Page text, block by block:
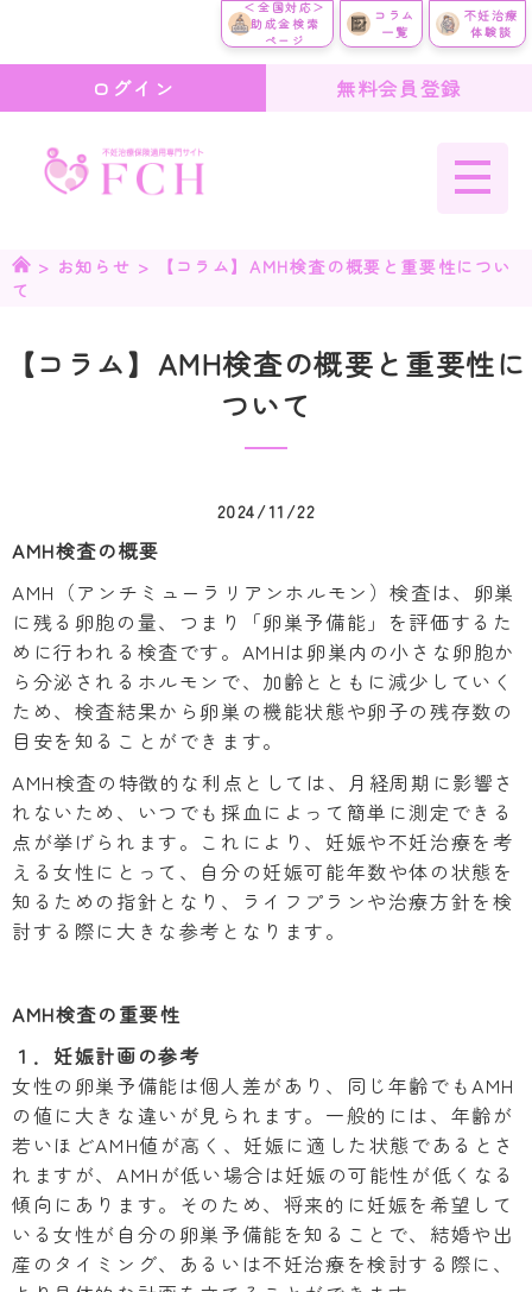
＜全国対応＞
助成金検索
ページ
コラム
一覧
不妊治療
体験談
ログイン 無料会員登録
> お知らせ >
【コラム】AMH検査の概要と重要性につい
て
【コラム】AMH検査の概要と重要性に
ついて
2024/11/22
AMH検査の概要
AMH（アンチミューラリアンホルモン）検査は、卵巣
に残る卵胞の量、つまり「卵巣予備能」を評価するた
めに行われる検査です。AMHは卵巣内の小さな卵胞か
ら分泌されるホルモンで、加齢とともに減少していく
ため、検査結果から卵巣の機能状態や卵子の残存数の
目安を知ることができます。
AMH検査の特徴的な利点としては、月経周期に影響さ
れないため、いつでも採血によって簡単に測定できる
点が挙げられます。これにより、妊娠や不妊治療を考
える女性にとって、自分の妊娠可能年数や体の状態を
知るための指針となり、ライフプランや治療方針を検
討する際に大きな参考となります。
AMH検査の重要性
１．妊娠計画の参考
女性の卵巣予備能は個人差があり、同じ年齢でもAMH
の値に大きな違いが見られます。一般的には、年齢が
若いほどAMH値が高く、妊娠に適した状態であるとさ
れますが、AMHが低い場合は妊娠の可能性が低くなる
傾向にあります。そのため、将来的に妊娠を希望して
いる女性が自分の卵巣予備能を知ることで、結婚や出
産のタイミング、あるいは不妊治療を検討する際に、